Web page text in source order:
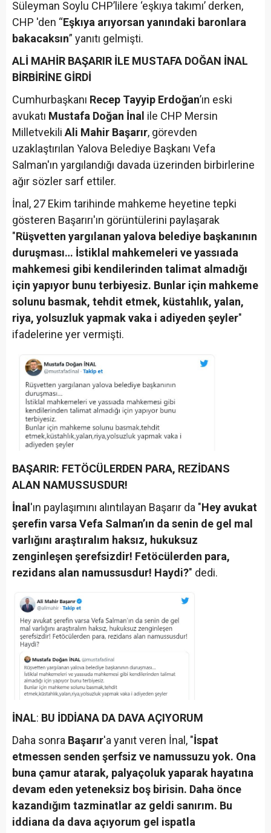
Süleyman Soylu CHP’lilere ‘eşkıya takımı’ derken,
CHP 'den “Eşkıya arıyorsan yanındaki baronlara
bakacaksın” yanıtı gelmişti.
ALİ MAHİR BAŞARIR İLE MUSTAFA DOĞAN İNAL
BİRBİRİNE GİRDİ
Cumhurbaşkanı Recep Tayyip Erdoğan’ın eski
avukatı Mustafa Doğan İnal ile CHP Mersin
Milletvekili Ali Mahir Başarır, görevden
uzaklaştırılan Yalova Belediye Başkanı Vefa
Salman'ın yargılandığı davada üzerinden birbirlerine
ağır sözler sarf ettiler.
İnal, 27 Ekim tarihinde mahkeme heyetine tepki
gösteren Başarırı'ın görüntülerini paylaşarak
"Rüşvetten yargılanan yalova belediye başkanının
duruşması… İstiklal mahkemeleri ve yassıada
mahkemesi gibi kendilerinden talimat almadığı
için yapıyor bunu terbiyesiz. Bunlar için mahkeme
solunu basmak, tehdit etmek, küstahlık, yalan,
riya, yolsuzluk yapmak vaka i adiyeden şeyler"
ifadelerine yer vermişti.
BAŞARIR: FETÖCÜLERDEN PARA, REZİDANS
ALAN NAMUSSUSDUR!
İnal 'ın paylaşımını alıntılayan Başarır da "Hey avukat
şerefin varsa Vefa Salman’ın da senin de gel mal
varlığını araştıralım haksız, hukuksuz
zenginleşen şerefsizdir! Fetöcülerden para,
rezidans alan namussusdur! Haydi?" dedi.
İNAL: BU İDDİANA DA DAVA AÇIYORUM
Daha sonra Başarır'a yanıt veren İnal, "İspat
etmessen senden şerfsiz ve namussuzu yok. Ona
buna çamur atarak, palyaçoluk yaparak hayatına
devam eden yeteneksiz boş birisin. Daha önce
kazandığım tazminatlar az geldi sanırım. Bu
iddiana da dava açıyorum gel ispatla